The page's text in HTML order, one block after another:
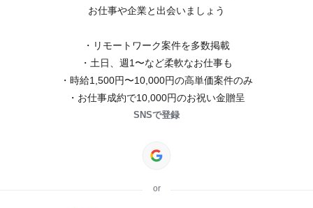
お仕事や企業と出会いましょう
・リモートワーク案件を多数掲載
・土日、週1〜など柔軟なお仕事も
・時給1,500円〜10,000円の高単価案件のみ
・お仕事成約で10,000円のお祝い金贈呈
SNSで登録
or